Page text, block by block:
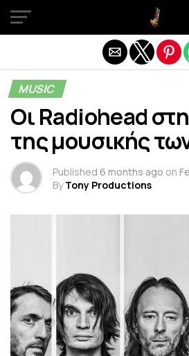
MUSIC
Οι Radiohead
της μουσικής
Published 6 months ago on
By Tony Productions
Exit mobile